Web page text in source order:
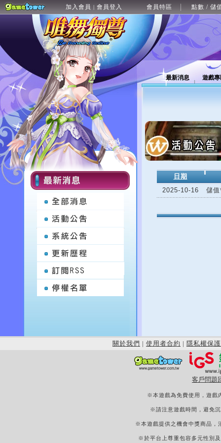
加入會員 | 會員登入 會員特區 點數 / 儲
最新消息 遊戲
日期
2025-10-16
儲
關於我們 | 使用者合約 | 隱私權保護
客戶問題
※本遊戲為免費使用，遊戲
※請注意遊戲時間，避免
※本遊戲提供之機會中獎商品，
※於平台上尊重包容多元性別